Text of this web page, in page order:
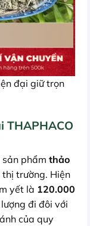
đại giữ trọn
THAPHACO
sản phẩm thảo
thị trường. Hiện
yết là 120.000
đi đôi với
của quy